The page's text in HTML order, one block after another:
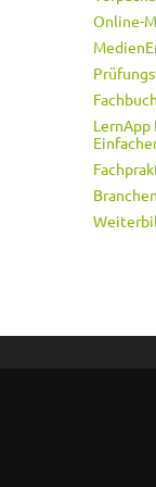
Online-
LernApp